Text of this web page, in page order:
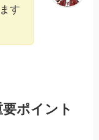
す
ポイント